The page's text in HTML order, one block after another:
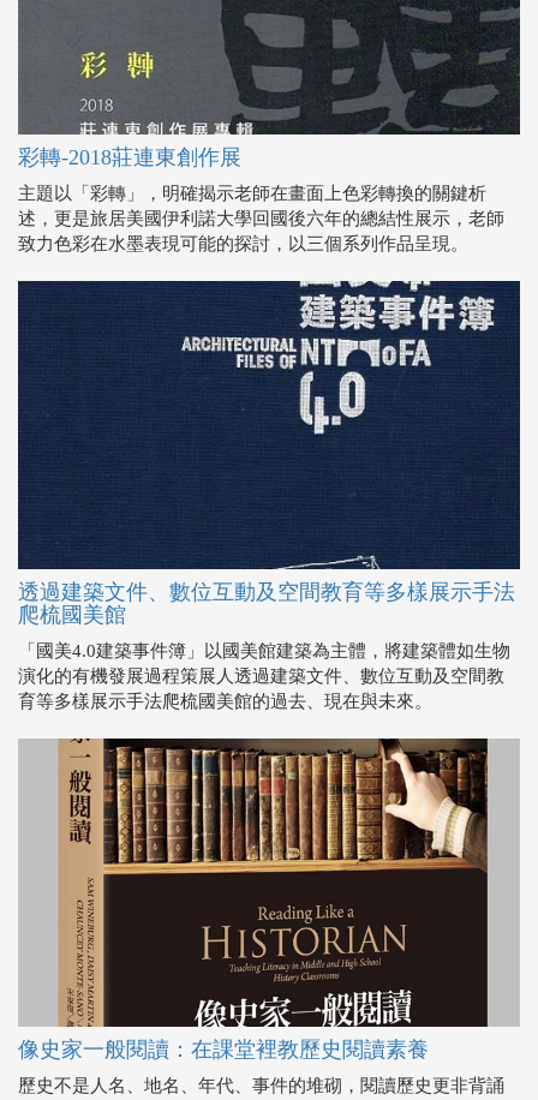
彩轉-2018莊連東創作展
主題以「彩轉」，明確揭示老師在畫面上色彩轉換的關鍵析
述，更是旅居美國伊利諾大學回國後六年的總結性展示，老師
致力色彩在水墨表現可能的探討，以三個系列作品呈現。
透過建築文件、數位互動及空間教育等多樣展示手法
爬梳國美館
「國美4.0建築事件簿」以國美館建築為主體，將建築體如生物
演化的有機發展過程策展人透過建築文件、數位互動及空間教
育等多樣展示手法爬梳國美館的過去、現在與未來。
像史家一般閱讀：在課堂裡教歷史閱讀素養
歷史不是人名、地名、年代、事件的堆砌，閱讀歷史更非背誦